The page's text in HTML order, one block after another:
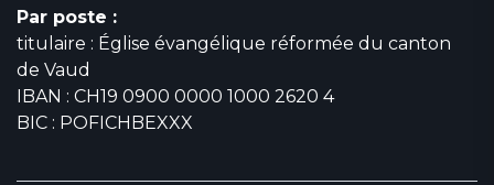
Par poste :
titulaire : Église évangélique réformée du canton
de Vaud
IBAN : CH19 0900 0000 1000 2620 4
BIC : POFICHBEXXX